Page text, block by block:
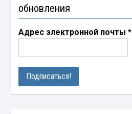
обновления
Адрес электронной почты*